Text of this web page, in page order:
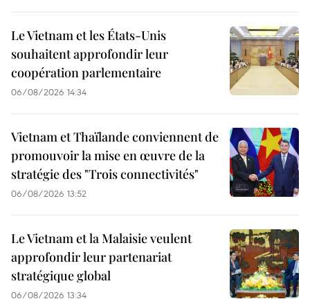
Le Vietnam et les États-Unis
souhaitent approfondir leur
coopération parlementaire
06/08/2026 14:34
Vietnam et Thaïlande conviennent de
promouvoir la mise en œuvre de la
stratégie des "Trois connectivités"
06/08/2026 13:52
Le Vietnam et la Malaisie veulent
approfondir leur partenariat
stratégique global
06/08/2026 13:34